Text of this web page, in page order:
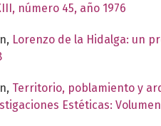
número 45, año 1976
Lorenzo de la Hidalga: un
Territorio, poblamiento y
Estéticas: Volumen